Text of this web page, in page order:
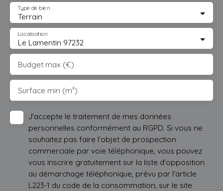
Terrain
Type de bien
Le Lamentin 97232
Localisation
Budget max (€)
Surface min (m²)
J'accepte le traitement de mes données
personnelles conformément au RGPD. Si vous ne
souhaitez pas faire l'objet de prospection
commerciale par voie téléphonique, vous pouvez
vous inscrire gratuitement sur la liste d'opposition
au démarchage téléphonique, prévu par l'article
L223-1 du code de la consommation, sur le site